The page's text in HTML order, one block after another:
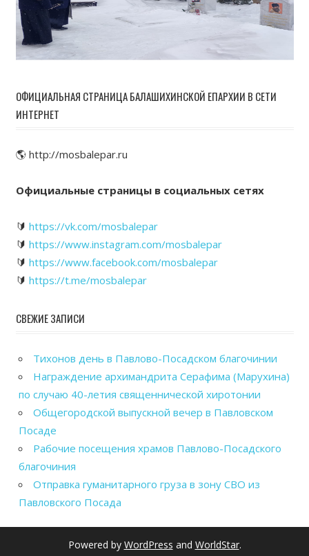
ОФИЦИАЛЬНАЯ СТРАНИЦА БАЛАШИХИНСКОЙ ЕПАРХИИ В СЕТИ
ИНТЕРНЕТ
🌎 http://mosbalepar.ru
Официальные страницы в социальных сетях
🔰 https://vk.com/mosbalepar
🔰 https://www.instagram.com/mosbalepar
🔰 https://www.facebook.com/mosbalepar
🔰 https://t.me/mosbalepar
СВЕЖИЕ ЗАПИСИ
Тихонов день в Павлово-Посадском благочинии
Награждение архимандрита Серафима (Марухина)
по случаю 40-летия священнической хиротонии
Общегородской выпускной вечер в Павловском
Посаде
Рабочие посещения храмов Павлово-Посадского
благочиния
Отправка гуманитарного груза в зону СВО из
Павловского Посада
Powered by WordPress and WorldStar.